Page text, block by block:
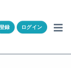
登録 ログイン